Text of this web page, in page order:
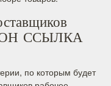
ССЫЛКА
по которым будет